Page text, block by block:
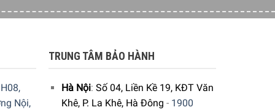
Nội,
TRUNG TÂM BẢO HÀNH
Hà Nội: Số 04, Liền Kề 19, KĐT Văn
Khê, P. La Khê, Hà Đông - 1900